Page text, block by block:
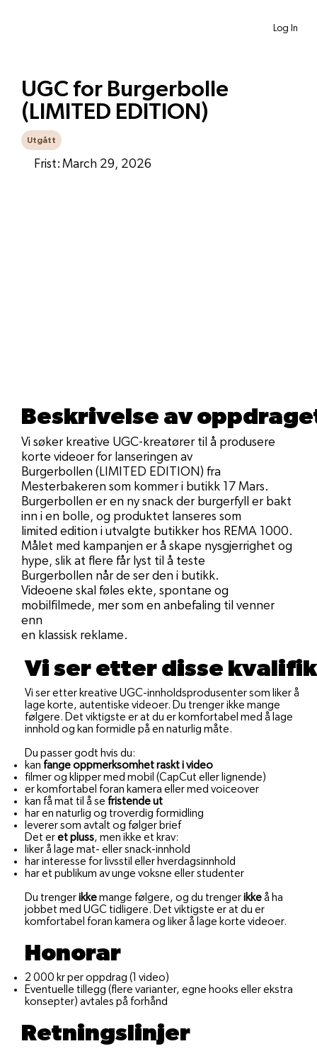
Log In
UGC for Burgerbolle
(LIMITED EDITION)
Utgått
Frist: March 29, 2026
Beskrivelse av
Vi søker kreative UGC-kreatører til å produsere
korte videoer for lanseringen av
Burgerbollen (LIMITED EDITION) fra
Mesterbakeren som kommer i butikk 17 Mars.
Burgerbollen er en ny snack der burgerfyll er bakt
inn i en bolle, og produktet lanseres som
limited edition i utvalgte butikker hos REMA 1000.
Målet med kampanjen er å skape nysgjerrighet og
hype, slik at flere får lyst til å teste
Burgerbollen når de ser den i butikk.
Videoene skal føles ekte, spontane og
mobilfilmede, mer som en anbefaling til venner
enn
en klassisk reklame.
Vi ser etter disse
Vi ser etter kreative UGC-innholdsprodusenter som liker å
lage korte, autentiske videoer. Du trenger ikke mange
følgere. Det viktigste er at du er komfortabel med å lage
innhold og kan formidle på en naturlig måte.
Du passer godt hvis du:
kan fange oppmerksomhet raskt i video
filmer og klipper med mobil (CapCut eller lignende)
er komfortabel foran kamera eller med voiceover
kan få mat til å se fristende ut
har en naturlig og troverdig formidling
leverer som avtalt og følger brief
Det eret pluss, men ikke et krav:
liker å lage mat- eller snack-innhold
har interesse for livsstil eller hverdagsinnhold
har et publikum av unge voksne eller studenter
Du trengerikkemange følgere, og du trengerikkeå ha
jobbet med UGC tidligere. Det viktigste er at du er
komfortabel foran kamera og liker å lage korte videoer.
Honorar
2 000 kr per oppdrag (1 video)
Eventuelle tillegg (flere varianter, egne hooks eller ekstra
konsepter) avtales på forhånd
Retningslinjer